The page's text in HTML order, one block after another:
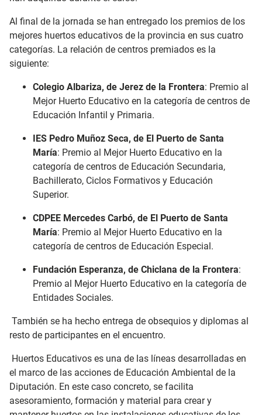
Al final de la jornada se han entregado los premios de los
mejores huertos educativos de la provincia en sus cuatro
categorías. La relación de centros premiados es la
siguiente:
Colegio Albariza, de Jerez de la Frontera: Premio al
Mejor Huerto Educativo en la categoría de centros de
Educación Infantil y Primaria.
IES Pedro Muñoz Seca, de El Puerto de Santa
María: Premio al Mejor Huerto Educativo en la
categoría de centros de Educación Secundaria,
Bachillerato, Ciclos Formativos y Educación
Superior.
CDPEE Mercedes Carbó, de El Puerto de Santa
María: Premio al Mejor Huerto Educativo en la
categoría de centros de Educación Especial.
Fundación Esperanza, de Chiclana de la Frontera:
Premio al Mejor Huerto Educativo en la categoría de
Entidades Sociales.
También se ha hecho entrega de obsequios y diplomas al
resto de participantes en el encuentro.
Huertos Educativos es una de las líneas desarrolladas en
el marco de las acciones de Educación Ambiental de la
Diputación. En este caso concreto, se facilita
asesoramiento, formación y material para crear y